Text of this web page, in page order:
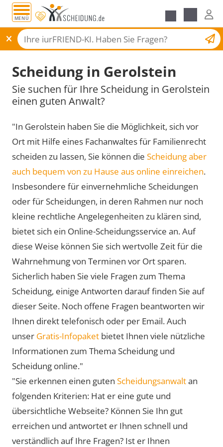
MENÜ
Scheidungsantrag
Scheidung in Gerolstein
Sie suchen für Ihre Scheidung in Gerolstein
einen guten Anwalt?
"In Gerolstein haben Sie die Möglichkeit, sich vor
Ort mit Hilfe eines Fachanwaltes für Familienrecht
scheiden zu lassen, Sie können die Scheidung aber
auch bequem von zu Hause aus online einreichen.
Insbesondere für einvernehmliche Scheidungen
oder für Scheidungen, in deren Rahmen nur noch
kleine rechtliche Angelegenheiten zu klären sind,
bietet sich ein Online-Scheidungsservice an. Auf
diese Weise können Sie sich wertvolle Zeit für die
Wahrnehmung von Terminen vor Ort sparen.
Sicherlich haben Sie viele Fragen zum Thema
Scheidung, einige Antworten darauf finden Sie auf
dieser Seite. Noch offene Fragen beantworten wir
Ihnen direkt telefonisch oder per Email. Auch
unser Gratis-Infopaket bietet Ihnen viele nützliche
Informationen zum Thema Scheidung und
Scheidung online."
"Sie erkennen einen guten Scheidungsanwaltan
folgenden Kriterien: Hat er eine gute und
übersichtliche Webseite? Können Sie Ihn gut
erreichen und antwortet er Ihnen schnell und
verständlich auf Ihre Fragen? Ist er Ihnen